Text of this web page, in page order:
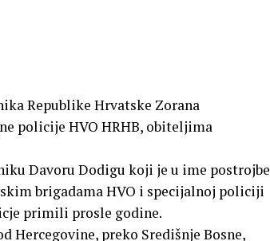
Republike Hrvatske Zorana
policije HVO HRHB, obiteljima
Davoru Dodigu koji je u ime postrojbe
brigadama HVO i specijalnoj policiji
primili prosle godine.
Hercegovine, preko Središnje Bosne,